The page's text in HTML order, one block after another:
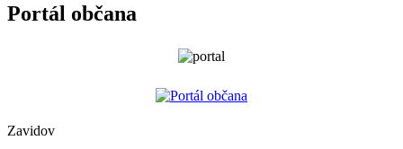
Portál občana
Zavidov